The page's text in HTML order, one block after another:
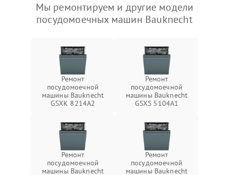
Мы ремонтируем и другие модели
посудомоечных машин Bauknecht
Ремонт
посудомоечной
машины Bauknecht
GSXK 8214A2
Ремонт
посудомоечной
машины Bauknecht
GSXS 5104A1
Ремонт
посудомоечной
машины Bauknecht
Ремонт
посудомоечной
машины Bauknecht